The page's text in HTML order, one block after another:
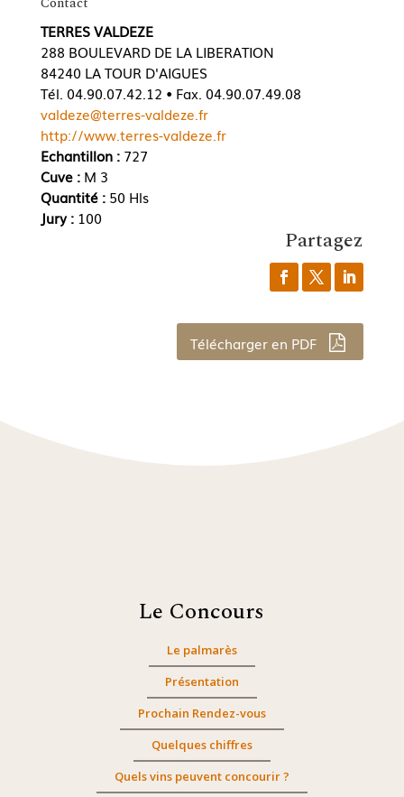
TERRES VALDEZE
288 BOULEVARD DE LA LIBERATION
84240 LA TOUR D'AIGUES
Tél. 04.90.07.42.12 • Fax. 04.90.07.49.08
valdeze@terres-valdeze.fr
http://www.terres-valdeze.fr
Echantillon :727
Cuve : M 3
Quantité : 50 Hls
Jury : 100
Partagez
Télécharger en PDF
Le Concours
Le palmarès
Présentation
Prochain Rendez-vous
Quelques chiffres
Quels vins peuvent concourir ?